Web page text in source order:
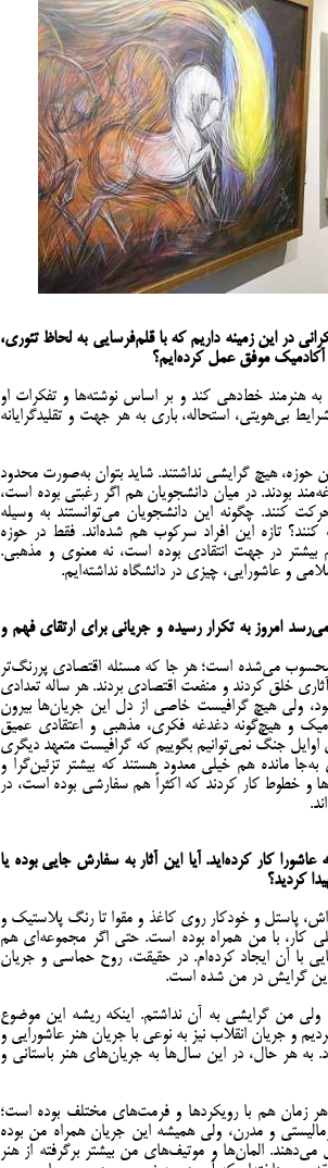
در این زمینه داریم که با قلم‌فرسایی به لحاظ تئوری،
موفق عمل کرده‌ایم؟
هنرمند خط‌دهی کند و بر اساس نوشته‌ها و تفکرات او
بی‌هویتی، استحاله، باری به هر جهت و تقلیدگرایانه
حوزه، هیچ گرایشی نداشتند. شاید بتوان به‌صورت محدود
بودند. در میان دانشجویان هم اگر رغبتی بوده است،
کنند. چگونه این دانشجویان می‌توانستند به وسیله
تازه این افراد سرکوب هم شده‌اند. فقط در حوزه
در جهت انتقادی بوده است، نه معنوی و مذهبی.
و عاشورایی، چیزی در دانشگاه نداشته‌ایم.
امروز به تکرار رسیده و جریانی برای ارتقای فهم و
محسوب می‌شده است؛ هر جا که مسئله اقتصادی پررنگ‌تر
خلق کردند و منفعت اقتصادی بردند. هر ساله تعدادی
ولی هیچ گرافیست خاصی از دل این جریان‌ها بیرون
و هیچ‌گونه دغدغه فکری، مذهبی و اعتقادی عمیق
جنگ نمی‌توانیم بگوییم که گرافیست متعهد دیگری
مانده هم خیلی معدود هستند که بیشتر تزئین‌گرا و
و خطوط کار کردند که اکثراً هم سفارشی بوده است، در
کار کرده‌اید. آیا این آثار به سفارش جایی بوده یا
کردید؟
پاستل و خودکار روی کاغذ و مقوا تا رنگ پلاستیک و
کار، با من همراه بوده است. حتی اگر مجموعه‌ای هم
با آن ایجاد کرده‌ام. در حقیقت، روح حماسی و جریان
این گرایش در من شده است.
ولی من گرایشی به آن نداشتم. اینکه ریشه این موضوع
و جریان انقلاب نیز به نوعی با جریان هنر عاشورایی و
هر حال، در این سال‌ها به جریان‌های هنر باستانی و
زمان هم با رویکردها و فرمت‌های مختلف بوده است؛
و مدرن، ولی همیشه این جریان همراه من بوده
المان‌ها و موتیف‌های من بیشتر برگرفته از هنر